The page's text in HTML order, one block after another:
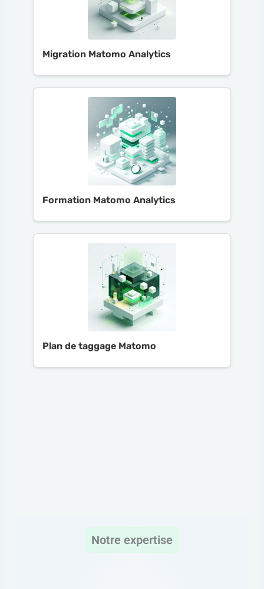
Migration Matomo Analytics
Formation Matomo Analytics
Plan de taggage Matomo
Notre expertise